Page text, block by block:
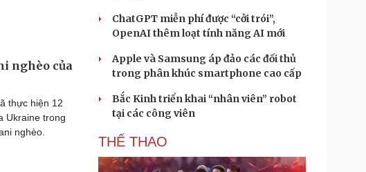
nghèo của
thực hiện 12
Ukraine trong
nghèo.
ChatGPT miễn phí được “cởi trói”,
OpenAI thêm loạt tính năng AI mới
Apple và Samsung áp đảo các đối thủ
trong phân khúc smartphone cao cấp
Bắc Kinh triển khai “nhân viên” robot
tại các công viên
THỂ THAO